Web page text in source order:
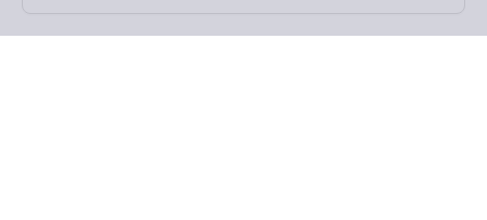
Theo dõi chúng tôi trên